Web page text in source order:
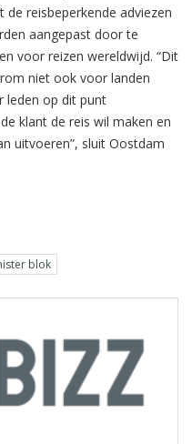
de reisbeperkende adviezen
aangepast door te
voor reizen wereldwijd. “Dit
niet ook voor landen
leden op dit punt
klant de reis wil maken en
uitvoeren”, sluit Oostdam
blok